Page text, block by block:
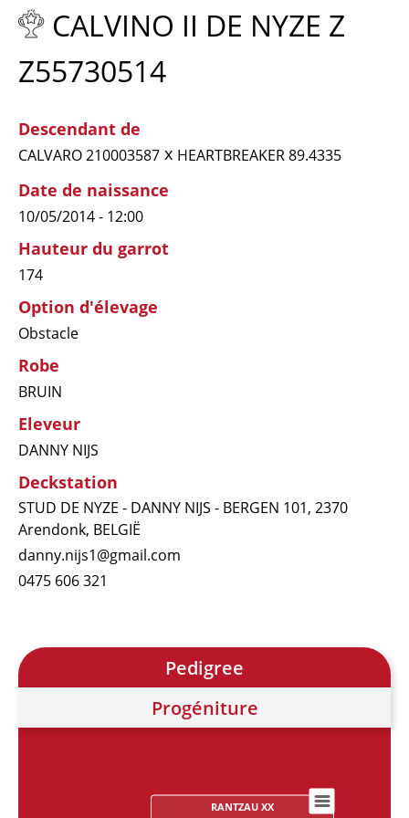
CALVINO II DE NYZE Z
Z55730514
Descendant de
CALVARO 210003587 x HEARTBREAKER 89.4335
Date de naissance
10/05/2014 - 12:00
Hauteur du garrot
174
Option d'élevage
Obstacle
Robe
BRUIN
Eleveur
DANNY NIJS
Deckstation
STUD DE NYZE - DANNY NIJS - BERGEN 101, 2370
Arendonk, BELGIË
danny.nijs1@gmail.com
0475 606 321
Pedigree
Progéniture
RANTZAU XX